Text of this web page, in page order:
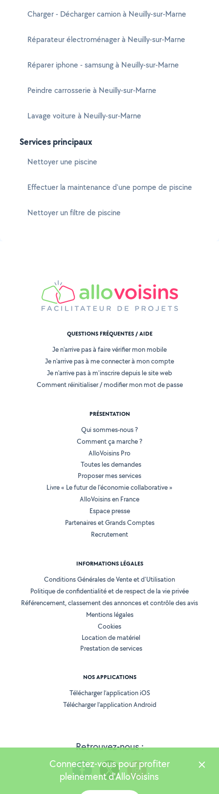
Charger - Décharger camion à Neuilly-sur-Marne
Réparateur électroménager à Neuilly-sur-Marne
Réparer iphone - samsung à Neuilly-sur-Marne
Peindre carrosserie à Neuilly-sur-Marne
Lavage voiture à Neuilly-sur-Marne
Services principaux
Nettoyer une piscine
Effectuer la maintenance d'une pompe de piscine
Nettoyer un filtre de piscine
Retrouvez-nous :
QUESTIONS FRÉQUENTES / AIDE
Je n'arrive pas à faire vérifier mon mobile
Je n'arrive pas à me connecter à mon compte
Je n'arrive pas à m'inscrire depuis le site web
Comment réinitialiser / modifier mon mot de passe
PRÉSENTATION
Qui sommes-nous ?
Comment ça marche ?
AlloVoisins Pro
Toutes les demandes
Proposer mes services
Livre « Le futur de l'économie collaborative »
AlloVoisins en France
Espace presse
Partenaires et Grands Comptes
Recrutement
INFORMATIONS LÉGALES
Conditions Générales de Vente et d'Utilisation
Politique de confidentialité et de respect de la vie privée
Référencement, classement des annonces et contrôle des avis
Mentions légales
Cookies
Location de matériel
Prestation de services
NOS APPLICATIONS
Télécharger l’application iOS
Télécharger l’application Android
Connectez-vous pour profiter
pleinement d'AlloVoisins